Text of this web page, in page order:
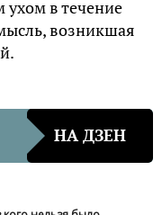
ухом в течение
возникшая
НА ДЗЕН